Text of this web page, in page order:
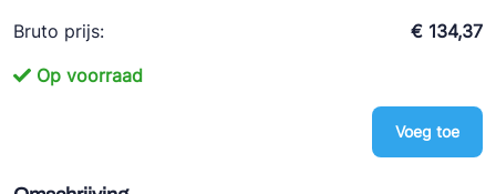
Bruto prijs:
€ 134,37
Op voorraad
Voeg toe